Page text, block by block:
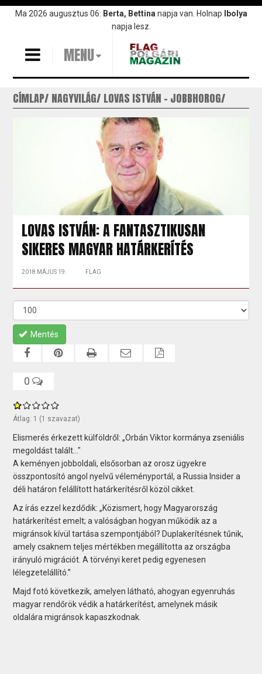
UgrásMa 2026 augusztus 06. Berta, Bettina napja van. Holnap
Ibolya
napja lesz.
MENU
CÍMLAP NAGYVILÁG LOVAS ISTVÁN - JOBBHOROG
LOVAS ISTVÁN: A FANTASZTIKUSAN
SIKERES MAGYAR HATÁRKERÍTÉS
2018 MÁJUS 19. FLAG
Mentés
0
Átlag: 1 (1 szavazat)
Elismerés érkezett külföldről: „Orbán Viktor kormánya zseniális
megoldást talált..."
A keményen jobboldali, elsősorban az orosz ügyekre
összpontosító angol nyelvű véleményportál, a Russia Insider a
déli határon felállított határkerítésről közöl cikket.
Az írás ezzel kezdődik: „Közismert, hogy Magyarország
határkerítést emelt; a valóságban hogyan működik az a
migránsok kívül tartása szempontjából? Duplakerítésnek tűnik,
amely csaknem teljes mértékben megállította az országba
irányuló migrációt. A törvényi keret pedig egyenesen
lélegzetelállító.”
Majd fotó következik, amelyen látható, ahogyan egyenruhás
magyar rendőrök védik a határkerítést, amelynek másik
oldalára migránsok kapaszkodnak.